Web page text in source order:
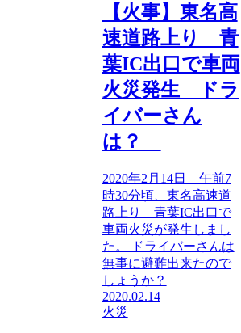
【火事】東名高
速道路上り 青
葉IC出口で車両
火災発生 ドラ
イバーさん
は？
2020年2月14日 午前7
時30分頃、東名高速道
路上り 青葉IC出口で
車両火災が発生しまし
た。 ドライバーさんは
無事に避難出来たので
しょうか？
2020.02.14
火災